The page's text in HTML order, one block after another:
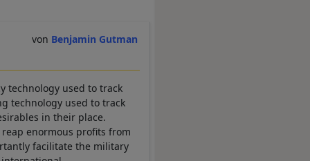
Benjamin Gutman
technology used to track
technology used to track
in their place.
enormous profits from
facilitate the military